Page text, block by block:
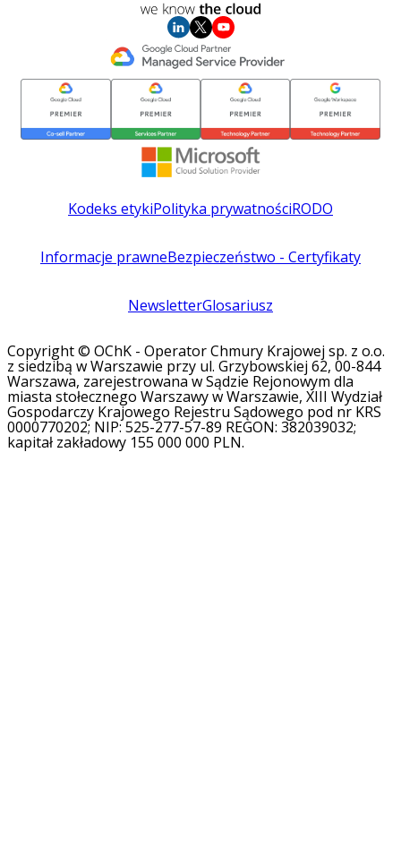
Kodeks etykiPolityka prywatnościRODO
Informacje prawneBezpieczeństwo - Certyfikaty
NewsletterGlosariusz
Copyright © OChK - Operator Chmury Krajowej sp. z o.o.
z siedzibą w Warszawie przy ul. Grzybowskiej 62, 00-844
Warszawa, zarejestrowana w Sądzie Rejonowym dla
miasta stołecznego Warszawy w Warszawie, XIII Wydział
Gospodarczy Krajowego Rejestru Sądowego pod nr KRS
0000770202; NIP: 525-277-57-89 REGON: 382039032;
kapitał zakładowy 155 000 000 PLN.